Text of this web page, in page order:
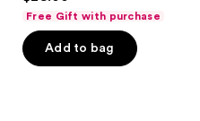
out
of
5
Free Gift with purchase
Add to bag